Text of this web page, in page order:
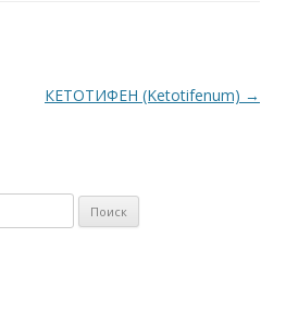
s
ni
и
т
КЕТОТИФЕН (Ketotifenum) →